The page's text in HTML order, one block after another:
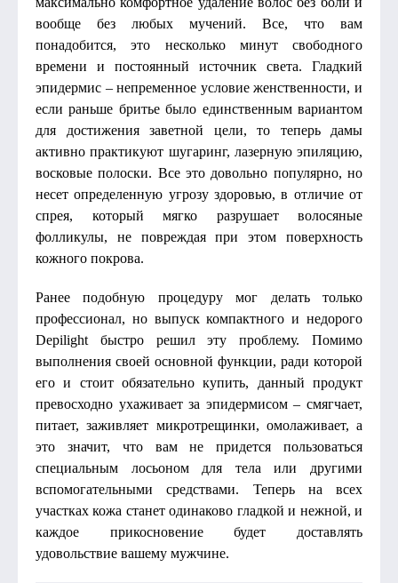
вообще без любых мучений. Все, что вам
понадобится, это несколько минут свободного
времени и постоянный источник света. Гладкий
эпидермис – непременное условие женственности, и
если раньше бритье было единственным вариантом
для достижения заветной цели, то теперь дамы
активно практикуют шугаринг, лазерную эпиляцию,
восковые полоски. Все это довольно популярно, но
несет определенную угрозу здоровью, в отличие от
спрея, который мягко разрушает волосяные
фолликулы, не повреждая при этом поверхность
кожного покрова.
Ранее подобную процедуру мог делать только
профессионал, но выпуск компактного и недорого
Depilight быстро решил эту проблему. Помимо
выполнения своей основной функции, ради которой
его и стоит обязательно купить, данный продукт
превосходно ухаживает за эпидермисом – смягчает,
питает, заживляет микротрещинки, омолаживает, а
это значит, что вам не придется пользоваться
специальным лосьоном для тела или другими
вспомогательными средствами. Теперь на всех
участках кожа станет одинаково гладкой и нежной, и
каждое прикосновение будет доставлять
удовольствие вашему мужчине.